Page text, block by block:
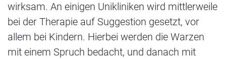
wirksam. An einigen Unikliniken wird mittlerweile
bei der Therapie auf Suggestion gesetzt, vor
allem bei Kindern. Hierbei werden die Warzen
mit einem Spruch bedacht, und danach mit